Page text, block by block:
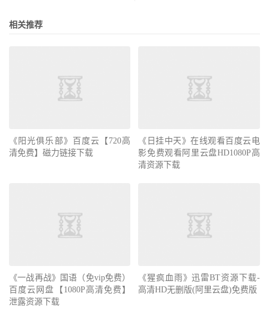
相关推荐
《阳光俱乐部》百度云【720高
清免费】磁力链接下载
《日挂中天》在线观看百度云电
影免费观看阿里云盘HD1080P高
清资源下载
《一战再战》国语（免vip免费）
百度云网盘【1080P高清免费】
泄露资源下载
《猩疯血雨》迅雷BT资源下载-
高清HD无删版(阿里云盘)免费版